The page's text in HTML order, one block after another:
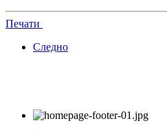
Печати
Следно